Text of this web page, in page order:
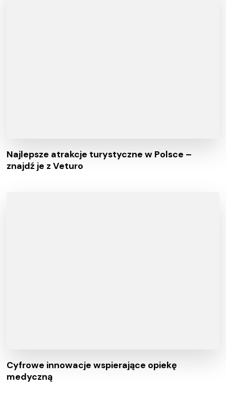
Najlepsze atrakcje turystyczne w Polsce –
znajdź je z Veturo
Cyfrowe innowacje wspierające opiekę
medyczną